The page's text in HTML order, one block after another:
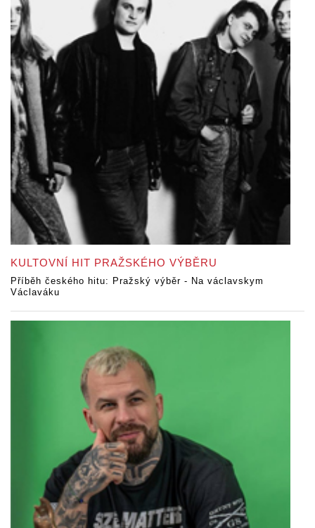
KULTOVNÍ HIT PRAŽSKÉHO VÝBĚRU
Příběh českého hitu: Pražský výběr - Na václavskym
Václaváku